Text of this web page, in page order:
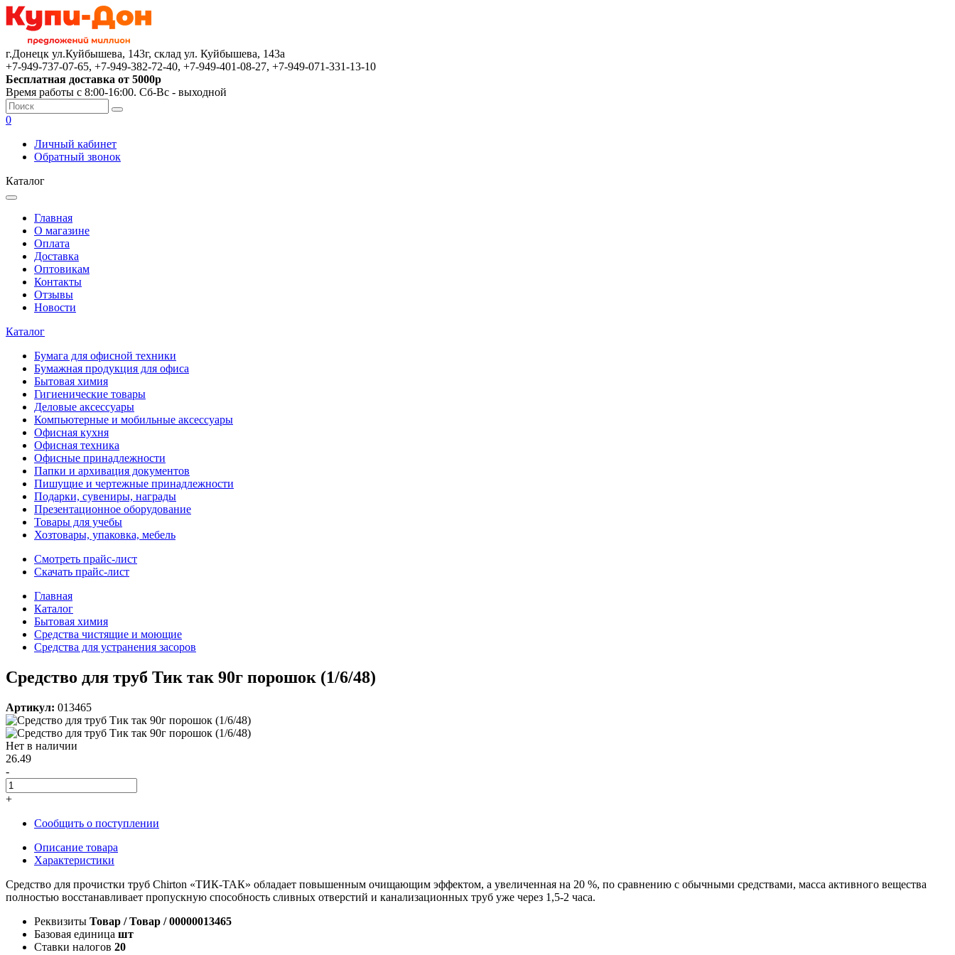
г.Донецк ул.Куйбышева, 143г, склад ул. Куйбышева, 143а
+7-949-737-07-65, +7-949-382-72-40, +7-949-401-08-27, +7-949-071-331-13-10
Бесплатная доставка от 5000р
Время работы с 8:00-16:00. Сб-Вс - выходной
0
Личный кабинет
Обратный звонок
Каталог
Главная
О магазине
Оплата
Доставка
Оптовикам
Контакты
Отзывы
Новости
Каталог
Бумага для офисной техники
Бумажная продукция для офиса
Бытовая химия
Гигиенические товары
Деловые аксессуары
Компьютерные и мобильные аксессуары
Офисная кухня
Офисная техника
Офисные принадлежности
Папки и архивация документов
Пишущие и чертежные принадлежности
Подарки, сувениры, награды
Презентационное оборудование
Товары для учебы
Хозтовары, упаковка, мебель
Смотреть прайс-лист
Скачать прайс-лист
Главная
Каталог
Бытовая химия
Средства чистящие и моющие
Средства для устранения засоров
Средство для труб Тик так 90г порошок (1/6/48)
Артикул: 013465
Нет в наличии
26.49
-
+
Сообщить о поступлении
Описание товара
Характеристики
Средство для прочистки труб Chirton «ТИК-ТАК» обладает повышенным очищающим эффектом, а увеличенная на 20 %, по сравнению с обычными средствами, масса активного вещества
полностью восстанавливает пропускную способность сливных отверстий и канализационных труб уже через 1,5-2 часа.
Реквизиты Товар / Товар / 00000013465
Базовая единица шт
Ставки налогов 20